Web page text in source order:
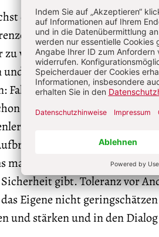
der Dialog außerhalb der
und Stile pflegen,
zu verstehen, Toleranz und
und so ihnen gegenüber die
Fakten anerkennen, auch
gewählten politischen
und prüfen.
zulassen – nur der
macht frei und mutig und hilft
gibt. Toleranz vor
Eigene nicht
und stärken und in den